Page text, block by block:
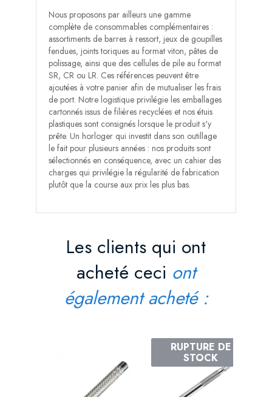
Nous proposons par ailleurs une gamme
complète de consommables complémentaires :
assortiments de barres à ressort, jeux de goupilles
fendues, joints toriques au format viton, pâtes de
polissage, ainsi que des cellules de pile au format
SR, CR ou LR. Ces références peuvent être
ajoutées à votre panier afin de mutualiser les frais
de port. Notre logistique privilégie les emballages
cartonnés issus de filières recyclées et nos étuis
plastiques sont consignés lorsque le produit s'y
prête. Un horloger qui investit dans son outillage
le fait pour plusieurs années : nos produits sont
sélectionnés en conséquence, avec un cahier des
charges qui privilégie la régularité de fabrication
plutôt que la course aux prix les plus bas.
Les clients qui ont
acheté ceci ont
également acheté :
RUPTURE DE
STOCK